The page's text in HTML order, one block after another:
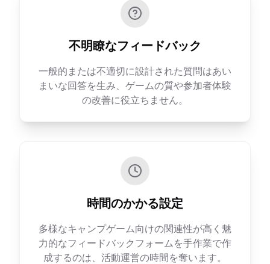
不明瞭なフィードバック
一般的または不適切に設計された質問はあい
まいな回答を生み、ゲームの質や参加者体験
の改善に役立ちません。
時間のかかる設定
多様なキャンプゲーム向けの関連性が高く魅
力的なフィードバックフォームを手作業で作
成するのは、活動運営の時間を奪います。